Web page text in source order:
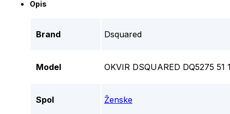
Opis
Brand Dsquared
Model OKVIR DSQUARED DQ5275 51
Spol Ženske